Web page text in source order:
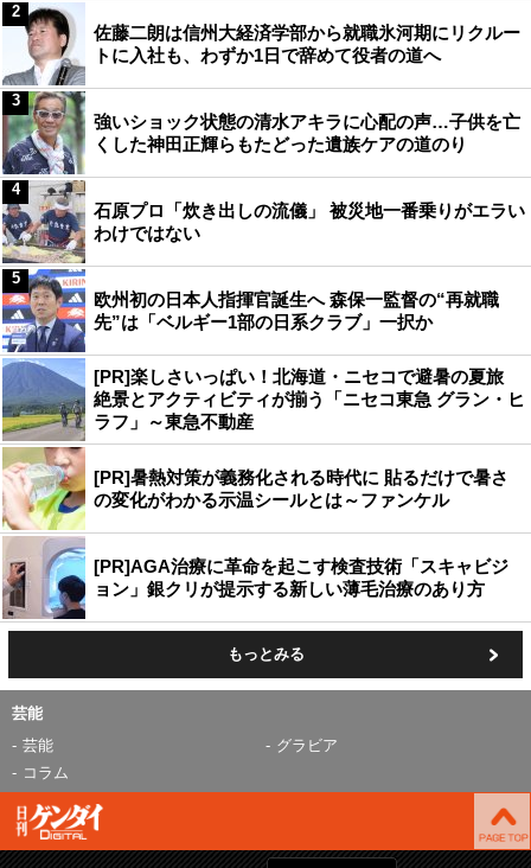
佐藤二朗は信州大経済学部から就職氷河期にリクルー
トに入社も、わずか1日で辞めて役者の道へ
2
強いショック状態の清水アキラに心配の声…子供を亡
くした神田正輝らもたどった遺族ケアの道のり
3
石原プロ「炊き出しの流儀」 被災地一番乗りがエラい
わけではない
4
欧州初の日本人指揮官誕生へ 森保一監督の“再就職
先”は「ベルギー1部の日系クラブ」一択か
5
[PR]楽しさいっぱい！北海道・ニセコで避暑の夏旅
絶景とアクティビティが揃う「ニセコ東急 グラン・ヒ
ラフ」～東急不動産
[PR]暑熱対策が義務化される時代に 貼るだけで暑さ
の変化がわかる示温シールとは～ファンケル
[PR]AGA治療に革命を起こす検査技術「スキャビジ
ョン」銀クリが提示する新しい薄毛治療のあり方
もっとみる
芸能
芸能
グラビア
コラム